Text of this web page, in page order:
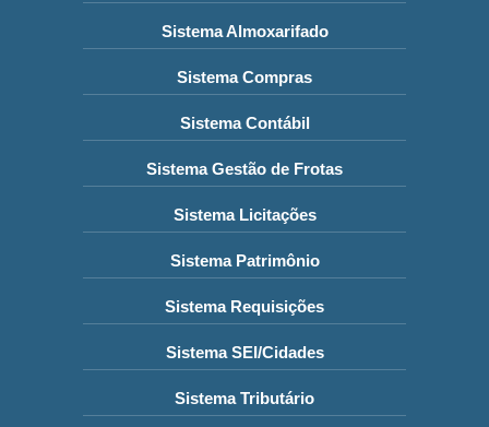
Sistema Almoxarifado
Sistema Compras
Sistema Contábil
Sistema Gestão de Frotas
Sistema Licitações
Sistema Patrimônio
Sistema Requisições
Sistema SEI/Cidades
Sistema Tributário